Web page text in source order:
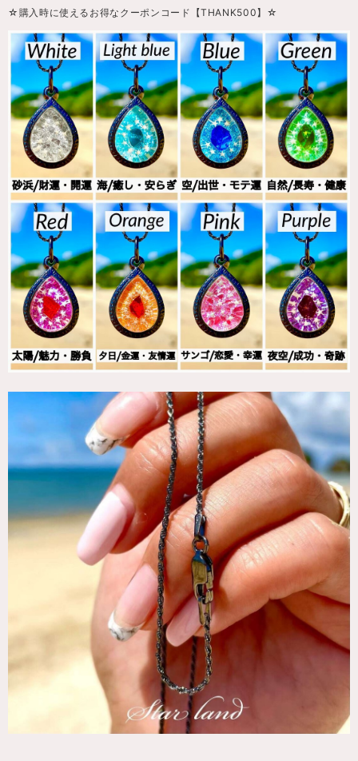
☆購入時に使えるお得なクーポンコード【THANK500】☆